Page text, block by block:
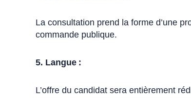
La consultation prend la forme d’une
commande publique.
5. Langue :
L’offre du candidat sera entièrement